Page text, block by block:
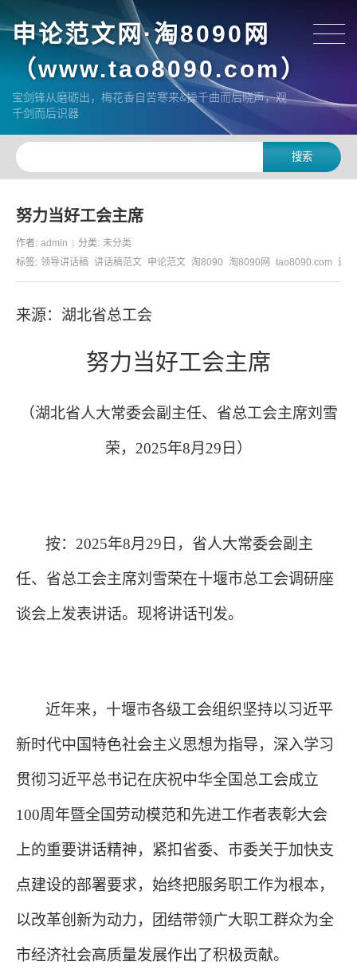
申论范文网·淘8090网
（www.tao8090.com）
宝剑锋从磨砺出，梅花香自苦寒来&操千曲而后晓声，观
千剑而后识器
努力当好工会主席
作者: admin 分类: 未分类
标签: 领导讲话稿 讲话稿范文 申论范文 淘8090 淘8090网 tao8090.com 遴
来源：湖北省总工会
努力当好工会主席
（湖北省人大常委会副主任、省总工会主席刘雪
荣， 2025年8月29日）
按： 2025年8月29日，省人大常委会副主
任、省总工会主席刘雪荣在十堰市总工会调研座
谈会上发表讲话。现将讲话刊发。
近年来，十堰市各级工会组织坚持以习近平
新时代中国特色社会主义思想为指导，深入学习
贯彻习近平总书记在庆祝中华全国总工会成立
100周年暨全国劳动模范和先进工作者表彰大会
上的重要讲话精神，紧扣省委、市委关于加快支
点建设的部署要求，始终把服务职工作为根本，
以改革创新为动力，团结带领广大职工群众为全
市经济社会高质量发展作出了积极贡献。